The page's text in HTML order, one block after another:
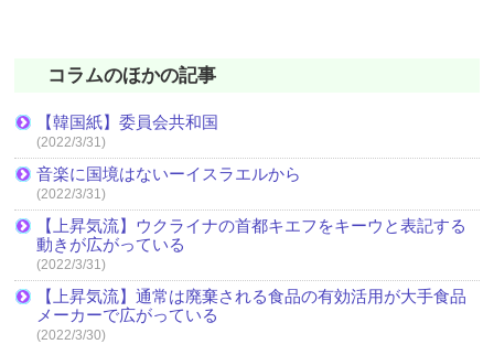
コラムのほかの記事
【韓国紙】委員会共和国
(2022/3/31)
音楽に国境はないーイスラエルから
(2022/3/31)
【上昇気流】ウクライナの首都キエフをキーウと表記する
動きが広がっている
(2022/3/31)
【上昇気流】通常は廃棄される食品の有効活用が大手食品
メーカーで広がっている
(2022/3/30)